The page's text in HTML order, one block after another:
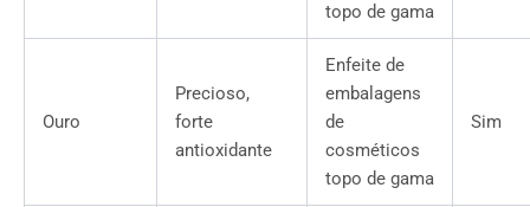
topo de gama
Ouro
Precioso,
forte
antioxidante
Enfeite de
embalagens
de
cosméticos
topo de gama
Sim